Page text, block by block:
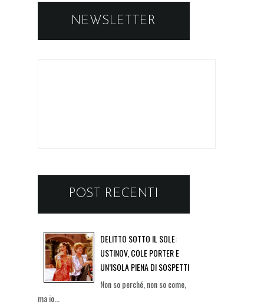
NEWSLETTER
POST RECENTI
DELITTO SOTTO IL SOLE:
USTINOV, COLE PORTER E
UN’ISOLA PIENA DI SOSPETTI
Non so perché, non so come,
ma io...